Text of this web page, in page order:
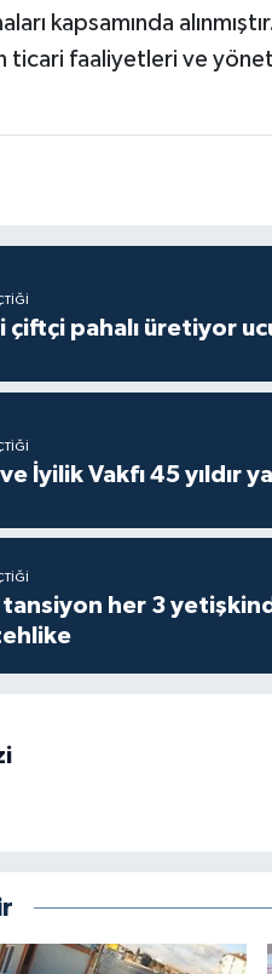
kapsamında
faaliyetleri ve
çiftçi pahalı üretiyor
İyilik Vakfı 45 yıldır
tansiyon her 3